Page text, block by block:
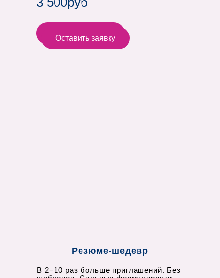
Оставить заявку
Оставить заявку
Резюме-шедевр
В 2−10 раз больше приглашений. Без